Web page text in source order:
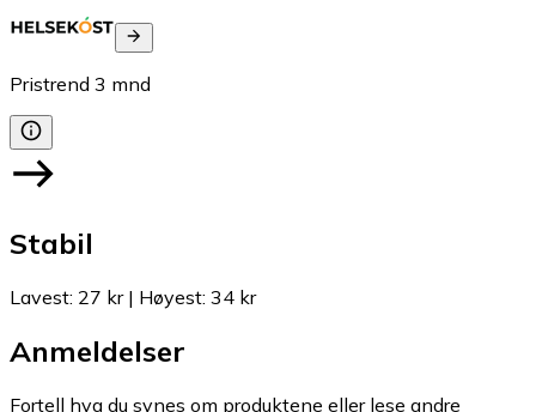
Pristrend 3 mnd
Stabil
Lavest: 27 kr| Høyest: 34 kr
Anmeldelser
Fortell hva du synes om produktene eller lese andre